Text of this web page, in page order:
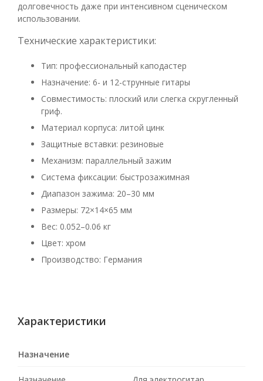
долговечность даже при интенсивном сценическом
использовании.
Технические характеристики:
Тип: профессиональный каподастер
Назначение: 6- и 12-струнные гитары
Совместимость: плоский или слегка скругленный
гриф.
Материал корпуса: литой цинк
Защитные вставки: резиновые
Механизм: параллельный зажим
Система фиксации: быстрозажимная
Диапазон зажима: 20–30 мм
Размеры: 72×14×65 мм
Вес: 0.052–0.06 кг
Цвет: хром
Производство: Германия
Характеристики
Назначение